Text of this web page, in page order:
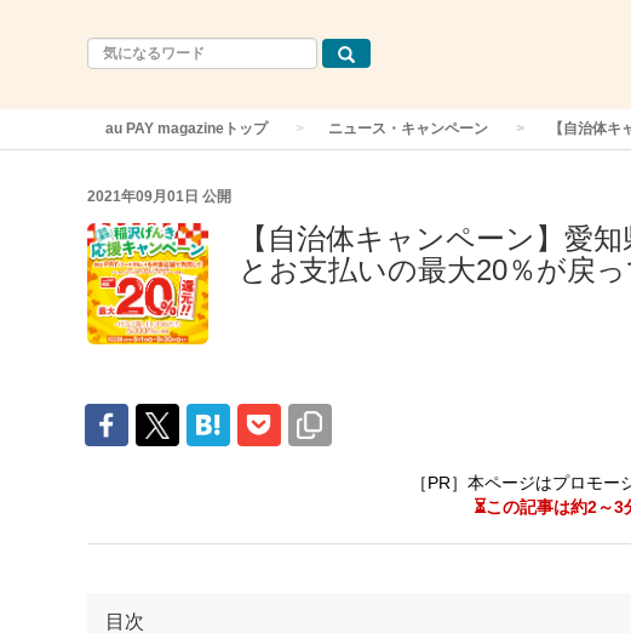
au PAY magazineトップ ニュース・キャンペーン 【自治体
2021年09月01日 公開
【自治体キャンペーン】愛
とお支払いの最大20％が戻
［PR］本ページはプロモ
⏳この記事は約2～3
目次